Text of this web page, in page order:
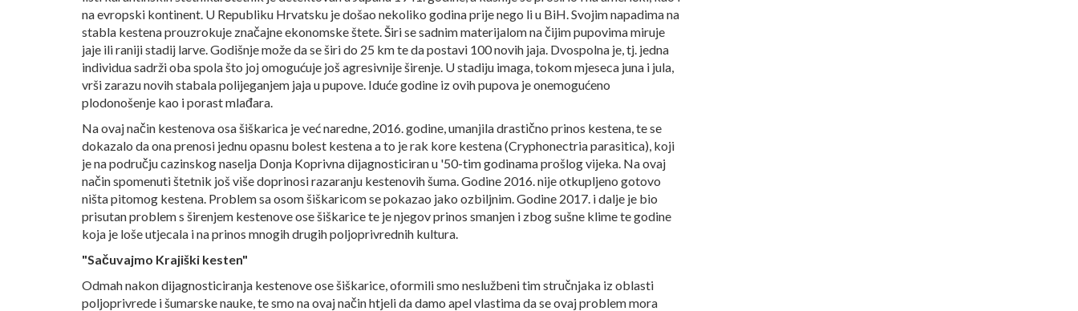
na evropski kontinent. U Republiku Hrvatsku je došao nekoliko godina prije nego li u BiH. Svojim napadima na
stabla kestena prouzrokuje značajne ekonomske štete. Širi se sadnim materijalom na čijim pupovima miruje
jaje ili raniji stadij larve. Godišnje može da se širi do 25 km te da postavi 100 novih jaja. Dvospolna je, tj. jedna
individua sadrži oba spola što joj omogućuje još agresivnije širenje. U stadiju imaga, tokom mjeseca juna i jula,
vrši zarazu novih stabala polijeganjem jaja u pupove. Iduće godine iz ovih pupova je onemogućeno
plodonošenje kao i porast mlađara.
Na ovaj način kestenova osa šiškarica je već naredne, 2016. godine, umanjila drastično prinos kestena, te se
dokazalo da ona prenosi jednu opasnu bolest kestena a to je rak kore kestena (Cryphonectria parasitica), koji
je na području cazinskog naselja Donja Koprivna dijagnosticiran u '50-tim godinama prošlog vijeka. Na ovaj
način spomenuti štetnik još više doprinosi razaranju kestenovih šuma. Godine 2016. nije otkupljeno gotovo
ništa pitomog kestena. Problem sa osom šiškaricom se pokazao jako ozbiljnim. Godine 2017. i dalje je bio
prisutan problem s širenjem kestenove ose šiškarice te je njegov prinos smanjen i zbog sušne klime te godine
koja je loše utjecala i na prinos mnogih drugih poljoprivrednih kultura.
"Sačuvajmo Krajiški kesten"
Odmah nakon dijagnosticiranja kestenove ose šiškarice, oformili smo neslužbeni tim stručnjaka iz oblasti
poljoprivrede i šumarske nauke, te smo na ovaj način htjeli da damo apel vlastima da se ovaj problem mora